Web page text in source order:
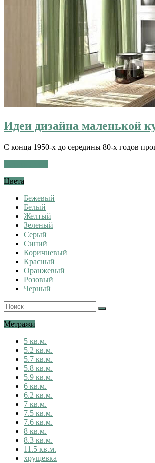
Идеи дизайна маленькой
С конца 1950-х до середины 80-х годов
Цвета
Бежевый
Белый
Желтый
Зеленый
Серый
Синий
Коричневый
Красный
Оранжевый
Розовый
Черный
Метражи
5 кв.м.
5.2 кв.м.
5.7 кв.м.
5.8 кв.м.
5.9 кв.м.
6 кв.м.
6.2 кв.м.
7 кв.м.
7.5 кв.м.
7.6 кв.м.
8 кв.м.
8.3 кв.м.
11.5 кв.м.
хрущевка